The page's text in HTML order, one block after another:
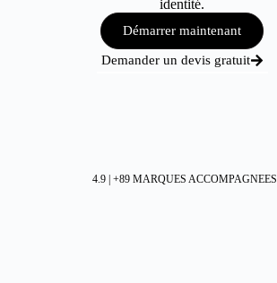
identité.
Démarrer maintenant
Demander un devis gratuit
4.9 | +89 MARQUES ACCOMPAGNEES